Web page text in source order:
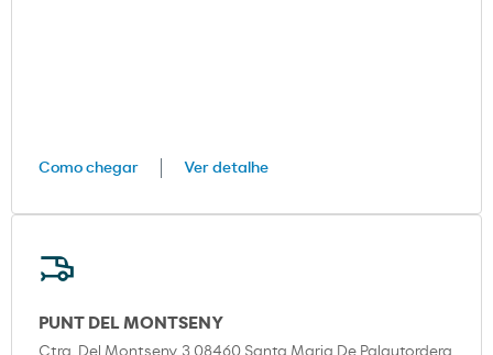
Como chegar Ver detalhe
PUNT DEL MONTSENY
Ctra. Del Montseny, 3 08460 Santa Maria De Palautordera